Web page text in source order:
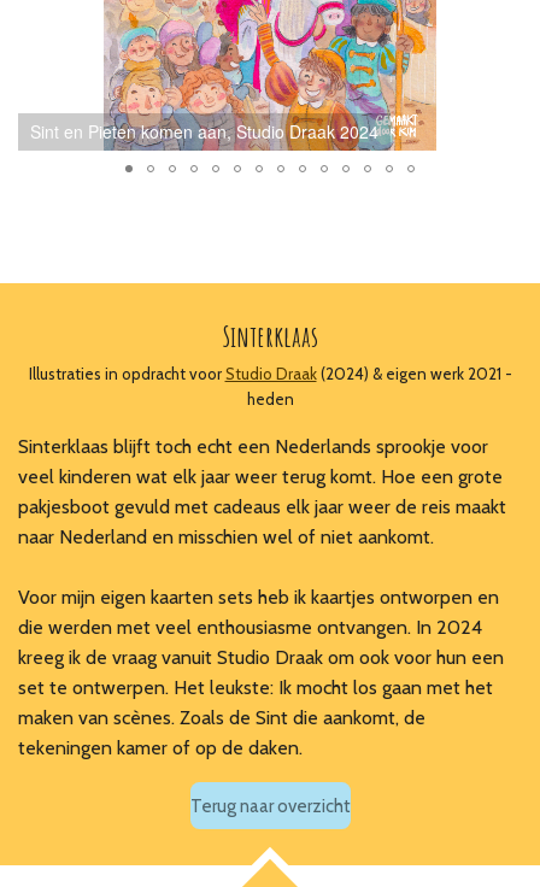
Sint en Pieten komen aan, Studio Draak 2024
Sinterklaas
Illustraties in opdracht voorStudio Draak(2024) & eigen werk 2021 -
heden
Sinterklaas blijft toch echt een Nederlands sprookje voor
veel kinderen wat elk jaar weer terug komt. Hoe een grote
pakjesboot gevuld met cadeaus elk jaar weer de reis maakt
naar Nederland en misschien wel of niet aankomt.
Voor mijn eigen kaarten sets heb ik kaartjes ontworpen en
die werden met veel enthousiasme ontvangen. In 2024
kreeg ik de vraag vanuit Studio Draak om ook voor hun een
set te ontwerpen. Het leukste: Ik mocht los gaan met het
maken van scènes. Zoals de Sint die aankomt, de
tekeningen kamer of op de daken.
Terug naar overzicht